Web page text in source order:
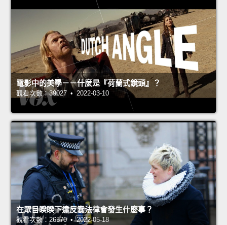
電影中的美學－－什麼是『荷蘭式鏡頭』？
觀看次數：39027 • 2022-03-10
在眾目睽睽下違反蠢法律會發生什麼事？
觀看次數：26570 • 2022-05-18